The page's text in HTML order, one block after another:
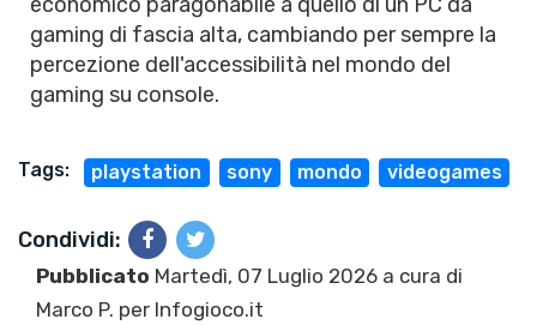
gaming di fascia alta, cambiando per sempre la
percezione dell'accessibilità nel mondo del
gaming su console.
Tags: playstation sony mondo videogames
Condividi:
Pubblicato Martedì, 07 Luglio 2026 a cura di
Marco P. per Infogioco.it